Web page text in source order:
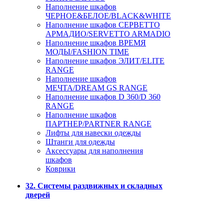
Наполнение шкафов
ЧЕРНОЕ&БЕЛОЕ/BLACK&WHITE
Наполнение шкафов СЕРВЕТТО
АРМАДИО/SERVETTO ARMADIO
Наполнение шкафов ВРЕМЯ
МОДЫ/FASHION TIME
Наполнение шкафов ЭЛИТ/ELITE
RANGE
Наполнение шкафов
МЕЧТА/DREAM GS RANGE
Наполнение шкафов D 360/D 360
RANGE
Наполнение шкафов
ПАРТНЕР/PARTNER RANGE
Лифты для навески одежды
Штанги для одежды
Аксессуары для наполнения
шкафов
Коврики
32. Системы раздвижных и складных
дверей